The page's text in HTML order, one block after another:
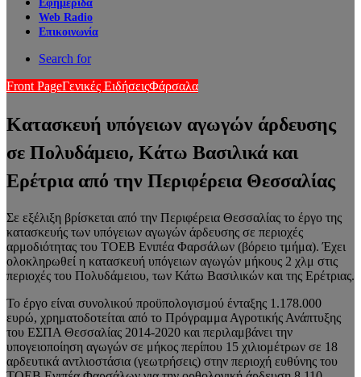
Εφημερίδα
Web Radio
Επικοινωνία
Search for
Front PageΓενικές ΕιδήσειςΦάρσαλα
Κατασκευή υπόγειων αγωγών άρδευσης
σε Πολυδάμειο, Κάτω Βασιλικά και
Ερέτρια από την Περιφέρεια Θεσσαλίας
Σε εξέλιξη βρίσκεται από την Περιφέρεια Θεσσαλίας το έργο της
κατασκευής των υπόγειων αγωγών άρδευσης σε περιοχές
αρμοδιότητας του ΤΟΕΒ Ενιπέα Φαρσάλων (βόρειο τμήμα). Έχει
ολοκληρωθεί η κατασκευή υπόγειων αγωγών μήκους 2 χλμ στις
περιοχές του Πολυδάμειου, των Κάτω Βασιλικών και της Ερέτριας.
Το έργο είναι συνολικού προϋπολογισμού ένταξης 1.178.000
ευρώ, χρηματοδοτείται από το Πρόγραμμα Αγροτικής Ανάπτυξης
του ΕΣΠΑ Θεσσαλίας 2014-2020 και περιλαμβάνει την
υπογειοποίηση αγωγών σε μήκος περίπου 15 χιλιομέτρων σε 18
αρδευτικά αντλιοστάσια (γεωτρήσεις) στην περιοχή ευθύνης του